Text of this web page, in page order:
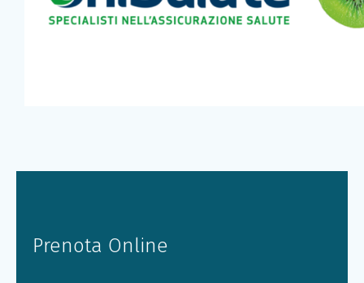
Prenota Online